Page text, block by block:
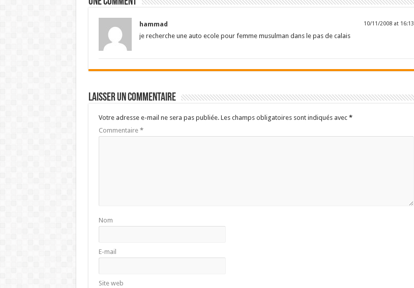
hammad 10/11/2008 at 16:13
je recherche une auto ecole pour femme musulman dans le pas de calais
Laisser un commentaire
Votre adresse e-mail ne sera pas publiée. Les champs obligatoires sont indiqués avec *
Commentaire *
Nom
E-mail
Site web